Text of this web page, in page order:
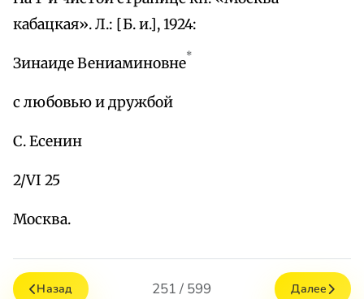
кабацкая». Л.: [Б. и.], 1924:
Зинаиде Вениаминовне*
с любовью и дружбой
С. Есенин
2/VI 25
Москва.
Назад 251 / 599 Далее